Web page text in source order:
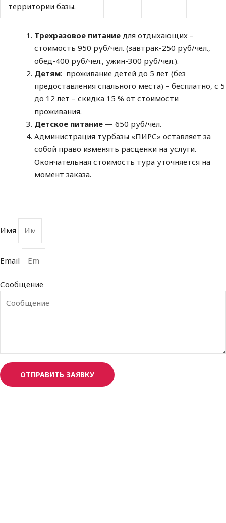
территории базы.
Трехразовое питание для отдыхающих –
стоимость 950 руб/чел. (завтрак-250 руб/чел.,
обед-400 руб/чел., ужин-300 руб/чел.).
Детям: проживание детей до 5 лет (без
предоставления спального места) – бесплатно, с 5
до 12 лет – скидка 15 % от стоимости
проживания.
Детское питание — 650 руб/чел.
Администрация турбазы «ПИРС» оставляет за
собой право изменять расценки на услуги.
Окончательная стоимость тура уточняется на
момент заказа.
Имя
Email
Сообщение
ОТПРАВИТЬ ЗАЯВКУ